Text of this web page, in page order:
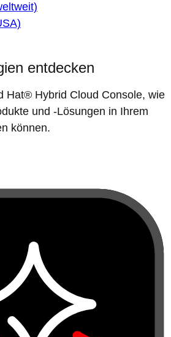
entdecken
Hat® Hybrid Cloud Console, wie
und -Lösungen in Ihrem
können.